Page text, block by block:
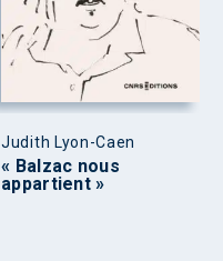
Judith Lyon-Caen
« Balzac nous
appartient »